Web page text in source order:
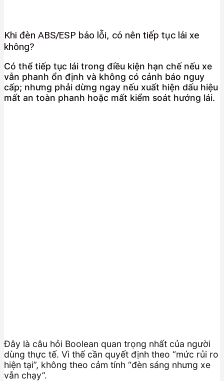
Khi đèn ABS/ESP báo lỗi, có nên tiếp tục lái xe
không?
Có thể tiếp tục lái trong điều kiện hạn chế nếu xe
vẫn phanh ổn định và không có cảnh báo nguy
cấp; nhưng phải dừng ngay nếu xuất hiện dấu hiệu
mất an toàn phanh hoặc mất kiểm soát hướng lái.
Đây là câu hỏi Boolean quan trọng nhất của người
dùng thực tế. Vì thế cần quyết định theo “mức rủi ro
hiện tại”, không theo cảm tính “đèn sáng nhưng xe
vẫn chạy”.